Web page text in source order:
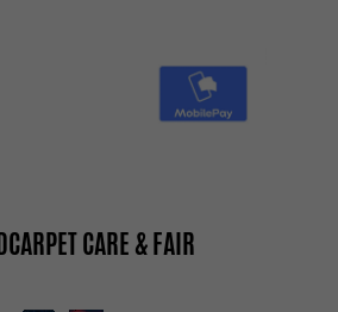
CARE & FAIR